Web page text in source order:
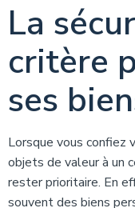
La
critère
ses
Lorsque vous confiez
objets de valeur à un
rester prioritaire. En
souvent des biens